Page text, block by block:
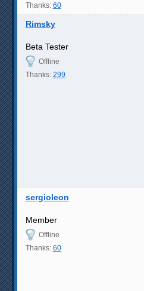
Thanks: 60
Rimsky
Beta Tester
Offline
Thanks: 299
sergioleon
Member
Offline
Thanks: 60